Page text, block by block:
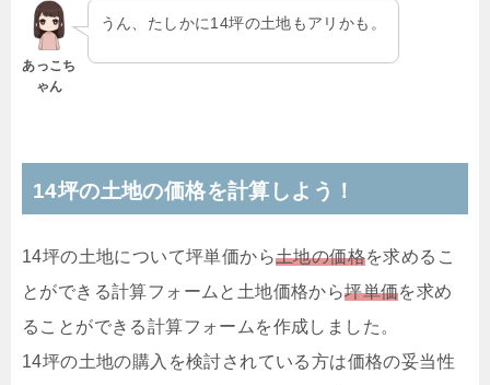
あっこち
ゃん
うん、たしかに14坪の土地もアリかも。
14坪の土地の価格を計算しよう！
14坪の土地について坪単価から土地の価格を求めるこ
とができる計算フォームと土地価格から坪単価を求め
ることができる計算フォームを作成しました。
14坪の土地の購入を検討されている方は価格の妥当性